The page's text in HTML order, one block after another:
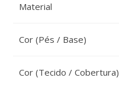
Material
Cor (Pés / Base)
Cor (Tecido / Cobertura)